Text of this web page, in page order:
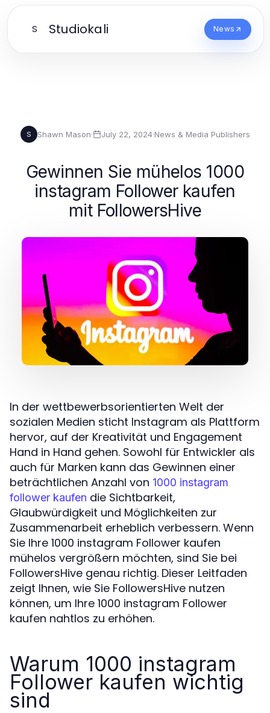
S Studiokali News
S Shawn Mason· July 22, 2024·News & Media Publishers
Gewinnen Sie mühelos 1000
instagram Follower kaufen
mit FollowersHive
In der wettbewerbsorientierten Welt der
sozialen Medien sticht Instagram als Plattform
hervor, auf der Kreativität und Engagement
Hand in Hand gehen. Sowohl für Entwickler als
auch für Marken kann das Gewinnen einer
beträchtlichen Anzahl von 1000 instagram
follower kaufen die Sichtbarkeit,
Glaubwürdigkeit und Möglichkeiten zur
Zusammenarbeit erheblich verbessern. Wenn
Sie Ihre 1000 instagram Follower kaufen
mühelos vergrößern möchten, sind Sie bei
FollowersHive genau richtig. Dieser Leitfaden
zeigt Ihnen, wie Sie FollowersHive nutzen
können, um Ihre 1000 instagram Follower
kaufen nahtlos zu erhöhen.
Warum 1000 instagram
Follower kaufen wichtig
sind